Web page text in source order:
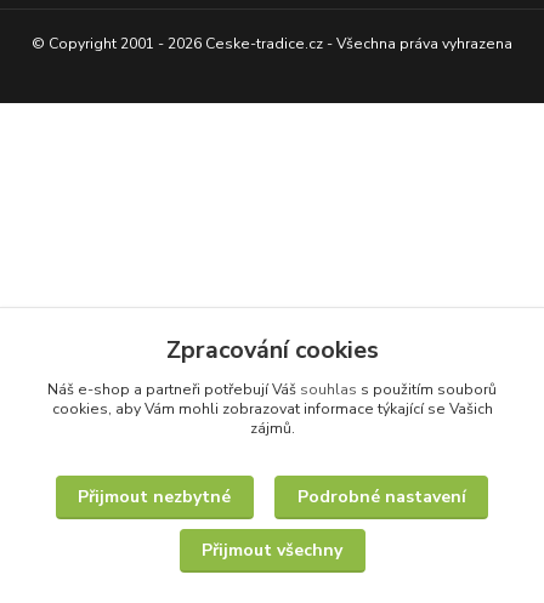
© Copyright 2001 - 2026 Ceske-tradice.cz - Všechna práva vyhrazena
Zpracování cookies
Náš e-shop a partneři potřebují Váš souhlas s použitím souborů
cookies, aby Vám mohli zobrazovat informace týkající se Vašich
zájmů.
Přijmout nezbytné Podrobné nastavení
Přijmout všechny